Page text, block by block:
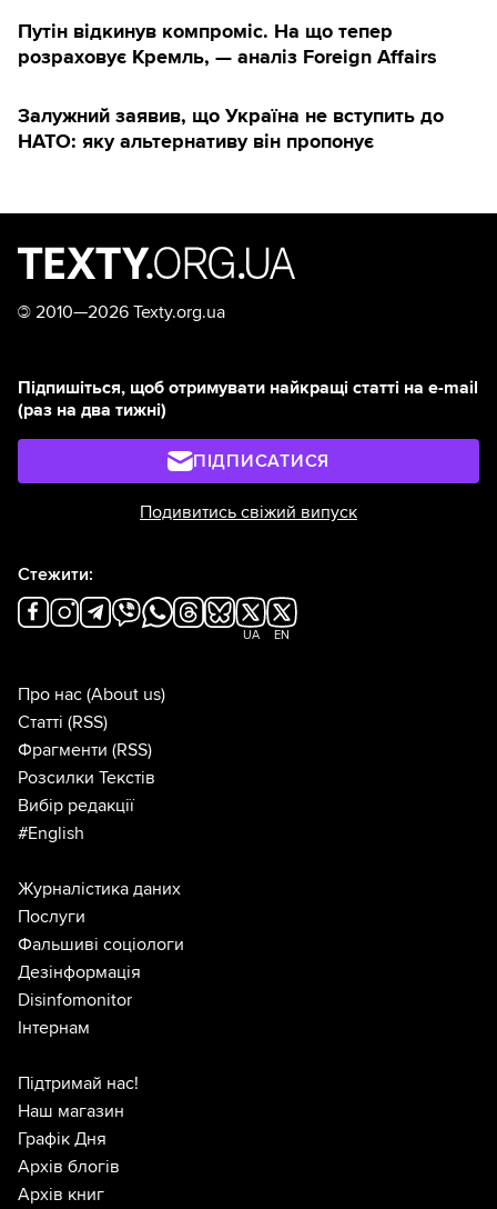
Путін відкинув компроміс. На що тепер
розраховує Кремль, — аналіз Foreign Affairs
Залужний заявив, що Україна не вступить до
НАТО: яку альтернативу він пропонує
© 2010—2026 Texty.org.ua
Підпишіться, щоб отримувати найкращі статті на e-mail
(раз на два тижні)
ПІДПИСАТИСЯ
Подивитись свіжий випуск
Стежити:
UA EN
Про нас (About us)
Статті (RSS)
Фрагменти (RSS)
Розсилки Текстів
Вибір редакції
#English
Журналістика даних
Послуги
Фальшиві соціологи
Дезінформація
Disinfomonitor
Інтернам
Підтримай нас!
Наш магазин
Графік Дня
Архів блогів
Архів книг